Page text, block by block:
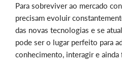
Para sobreviver ao mercado
precisam evoluir
das novas tecnologias e se
pode ser o lugar perfeito para
conhecimento, interagir e ainda